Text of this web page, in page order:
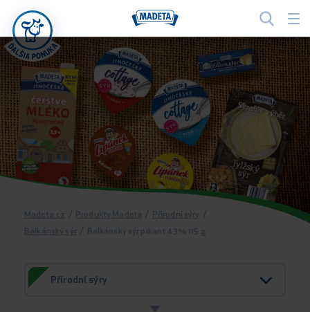
Madeta.cz / Produkty Madeta / Přírodní sýry /
Balkánský sýr/ Balkánský sýr pikant 43% 115 g
Přírodní sýry